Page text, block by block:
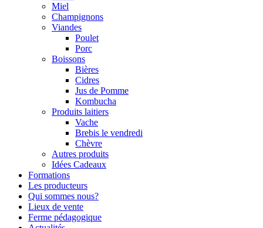
Miel
Champignons
Viandes
Poulet
Porc
Boissons
Bières
Cidres
Jus de Pomme
Kombucha
Produits laitiers
Vache
Brebis le vendredi
Chèvre
Autres produits
Idées Cadeaux
Formations
Les producteurs
Qui sommes nous?
Lieux de vente
Ferme pédagogique